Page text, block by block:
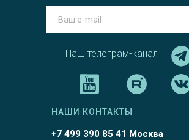
Наш телеграм-канал
+7 499 390 85 41 Москва
НАШИ КОНТАКТЫ